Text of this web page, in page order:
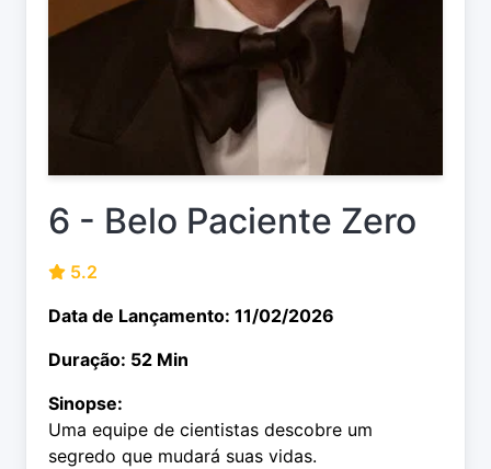
6 - Belo Paciente Zero
5.2
Data de Lançamento: 11/02/2026
Duração: 52 Min
Sinopse:
Uma equipe de cientistas descobre um
segredo que mudará suas vidas.